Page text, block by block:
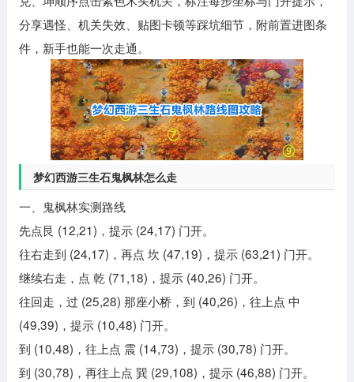
动作射击
分享遇怪、机关失效、贴图卡顿等踩坑细节，附前置进图条
件，新手也能一次走通。
梦幻西游三生石鬼枫林怎么走
一、鬼枫林实测路线
先点艮 (12,21)，提示 (24,17) 门开。
往右走到 (24,17)，再点 坎 (47,19)，提示 (63,21) 门开。
继续右走，点 乾 (71,18)，提示 (40,26) 门开。
往回走，过 (25,28) 那座小桥，到 (40,26)，往上点 中
(49,39)，提示 (10,48) 门开。
到 (10,48)，往上点 震 (14,73)，提示 (30,78) 门开。
到 (30,78)，再往上点 巽 (29,108)，提示 (46,88) 门开。